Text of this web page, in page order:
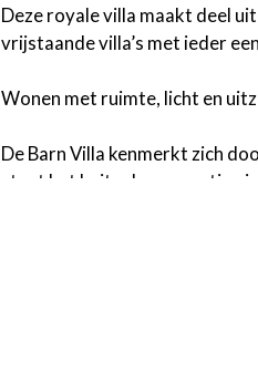
Deze royale villa maakt deel
vrijstaande villa’s met ieder
Wonen met ruimte, licht en
De Barn Villa kenmerkt zich
staat het buitenleven continu
opgeleverd, zodat u deze